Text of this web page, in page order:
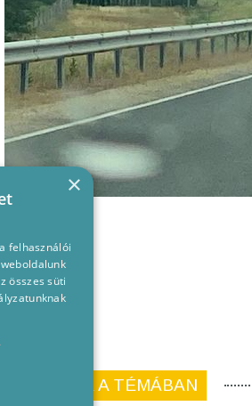
CIKKEINK A TÉMÁBAN
×
felhasználói
összes süti